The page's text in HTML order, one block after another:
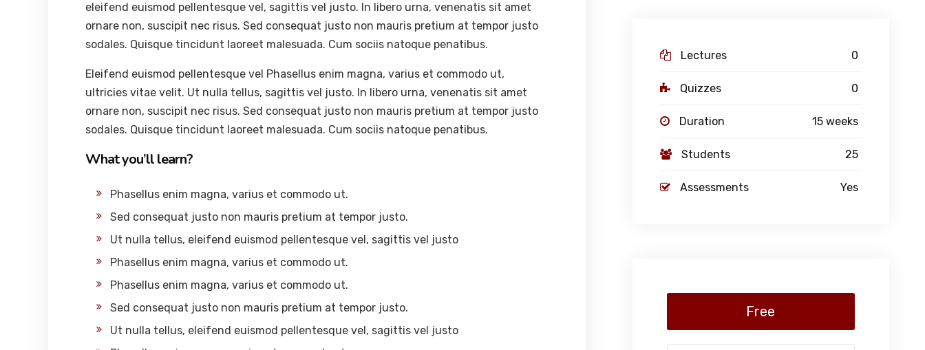
eleifend euismod pellentesque vel, sagittis vel justo. In libero urna, venenatis sit amet
ornare non, suscipit nec risus. Sed consequat justo non mauris pretium at tempor justo
sodales. Quisque tincidunt laoreet malesuada. Cum sociis natoque penatibus.
Eleifend euismod pellentesque vel Phasellus enim magna, varius et commodo ut,
ultricies vitae velit. Ut nulla tellus, sagittis vel justo. In libero urna, venenatis sit amet
ornare non, suscipit nec risus. Sed consequat justo non mauris pretium at tempor justo
sodales. Quisque tincidunt laoreet malesuada. Cum sociis natoque penatibus.
What you’ll learn?
Phasellus enim magna, varius et commodo ut.
Sed consequat justo non mauris pretium at tempor justo.
Ut nulla tellus, eleifend euismod pellentesque vel, sagittis vel justo
Phasellus enim magna, varius et commodo ut.
Phasellus enim magna, varius et commodo ut.
Sed consequat justo non mauris pretium at tempor justo.
Ut nulla tellus, eleifend euismod pellentesque vel, sagittis vel justo
Lectures 0
Quizzes 0
Duration 15 weeks
Students 25
Assessments Yes
Free